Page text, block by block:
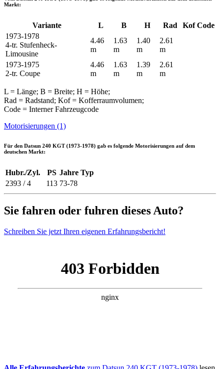
Markt:
Variante L B H Rad Kof Code
1973-1978
4-tr. Stufenheck-
Limousine
4.46
m
1.63
m
1.40
m
2.61
m
1973-1975
2-tr. Coupe
4.46
m
1.63
m
1.39
m
2.61
m
L = Länge; B = Breite; H = Höhe;
Rad = Radstand; Kof = Kofferraumvolumen;
Code = Interner Fahrzeugcode
Motorisierungen (1)
Für den Datsun 240 KGT (1973-1978) gab es folgende Motorisierungen auf dem
deutschen Markt:
Hubr./Zyl. PS Jahre Typ
2393 / 4
113 73-78
Sie fahren oder fuhren dieses Auto?
Schreiben Sie jetzt Ihren eigenen Erfahrungsbericht!